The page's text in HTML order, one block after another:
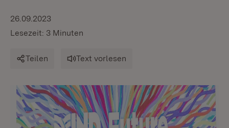
26.09.2023
Lesezeit: 3 Minuten
Teilen Text vorlesen